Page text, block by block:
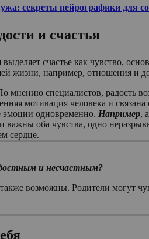
секреты нейрографики для
и счастья
счастье как чувство,
жизни, например, отношения и
мнению специалистов, радость
мотивация человека и
одновременно. Например,
оба чувства, одно
сердце.
и несчастным?
возможны. Родители могут